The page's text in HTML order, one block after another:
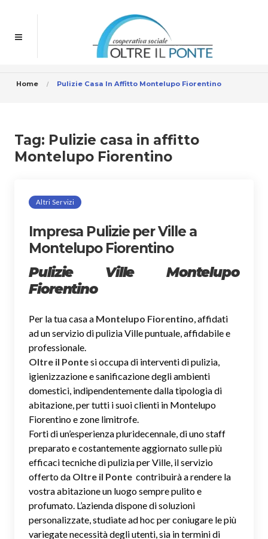
Home Pulizie Casa In Affitto Montelupo Fiorentino
Tag: Pulizie casa in affitto
Montelupo Fiorentino
Altri Servizi
Impresa Pulizie per Ville a
Montelupo Fiorentino
Pulizie Ville Montelupo
Fiorentino
Per la tua casa a Montelupo Fiorentino, affidati
ad un servizio di pulizia Ville puntuale, affidabile e
professionale.
Oltre il Pontesi occupa di interventi di pulizia,
igienizzazione e sanificazione degli ambienti
domestici, indipendentemente dalla tipologia di
abitazione, per tutti i suoi clienti in Montelupo
Fiorentino e zone limitrofe.
Forti di un’esperienza pluridecennale, di uno staff
preparato e costantemente aggiornato sulle più
efficaci tecniche di pulizia per Ville, il servizio
offerto da Oltre il Ponte contribuirà a rendere la
vostra abitazione un luogo sempre pulito e
profumato. L’azienda dispone di soluzioni
personalizzate, studiate ad hoc per coniugare le più
variegate necessità degli utenti, sia in termini di